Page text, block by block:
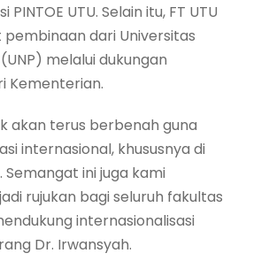
UTU. Selain itu, FT UTU
dari Universitas
melalui dukungan
Kementerian.
akan terus berbenah guna
internasional, khususnya di
Semangat ini juga kami
rujukan bagi seluruh fakultas
internasionalisasi
Dr. Irwansyah.